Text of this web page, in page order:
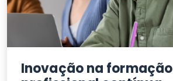
Inovação na formação